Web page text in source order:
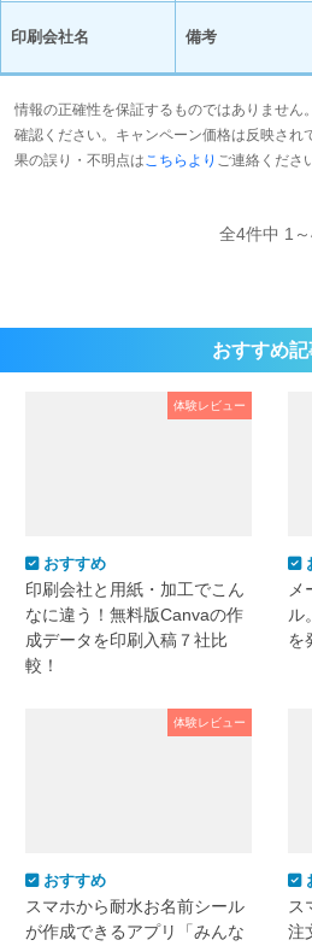
印刷会社名 備考
情報の正確性を保証するものではありません
確認ください。キャンペーン価格は反映され
果の誤り・不明点は こちらより ご連絡くださ
全4件中 1
おすすめ
体験レビュー
おすすめ
印刷会社と用紙・加工でこん
なに違う！無料版Canvaの作
成データを印刷入稿７社比
較！
ル
を
体験レビュー
おすすめ
スマホから耐水お名前シール
が作成できるアプリ「みんな
ス
注